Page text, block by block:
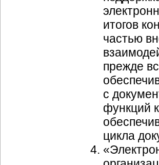
итогов
частью
прежде
с
функций
цикла